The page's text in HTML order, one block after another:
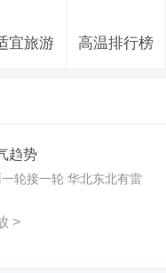
宜旅游 高温排行榜
趋势
轮接一轮 华北东北有雷
>